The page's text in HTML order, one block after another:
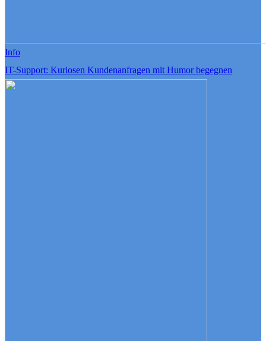
Info
IT-Support: Kuriosen Kundenanfragen mit Humor begegnen